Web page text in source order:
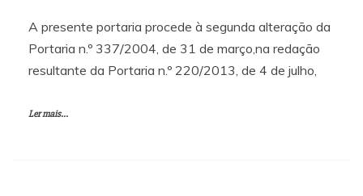
A presente portaria procede à segunda alteração da
Portaria n.º 337/2004, de 31 de março,na redação
resultante da Portaria n.º 220/2013, de 4 de julho,
Ler mais...